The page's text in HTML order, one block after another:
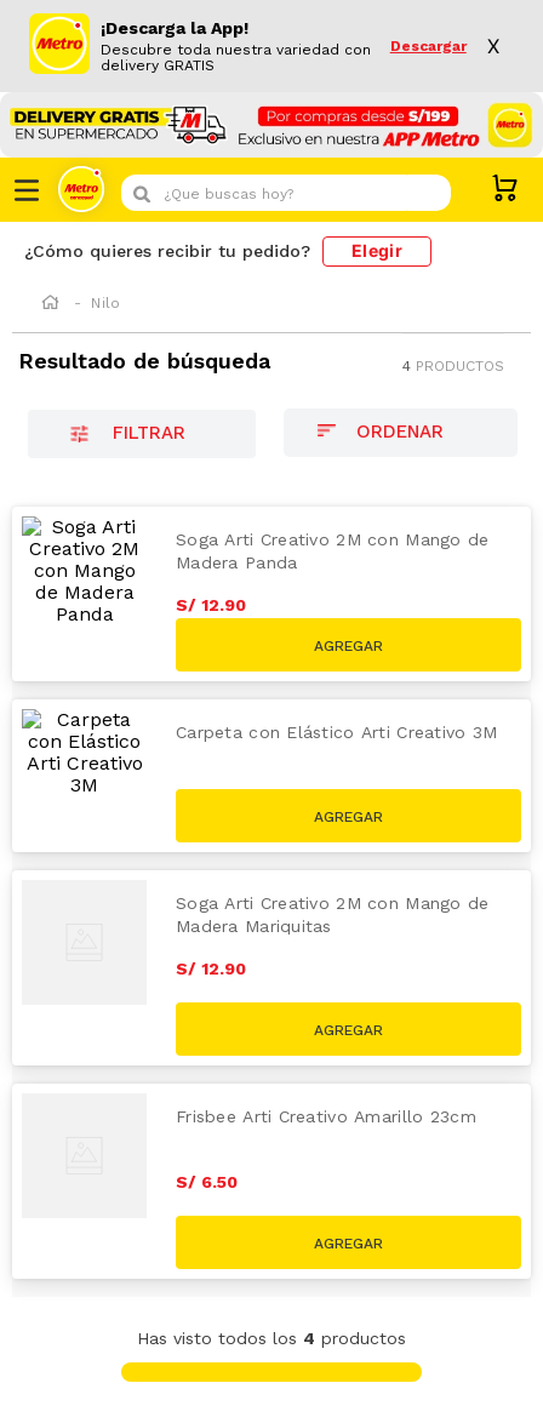
¡Descarga la App!
Descubre toda nuestra variedad con
delivery GRATIS
Descargar X
¿Que buscas hoy?
¿Cómo quieres recibir tu pedido? Elegir
Nilo
Resultado de búsqueda 4 PRODUCTOS
FILTRAR
Soga Arti Creativo 2M con Mango de
Madera Panda
S/ 12.90
Carpeta con Elástico Arti Creativo 3M
S/
Soga Arti Creativo 2M con Mango de
Madera Mariquitas
S/ 12.90
Frisbee Arti Creativo Amarillo 23cm
S/ 6.50
Has visto todos los 4 productos